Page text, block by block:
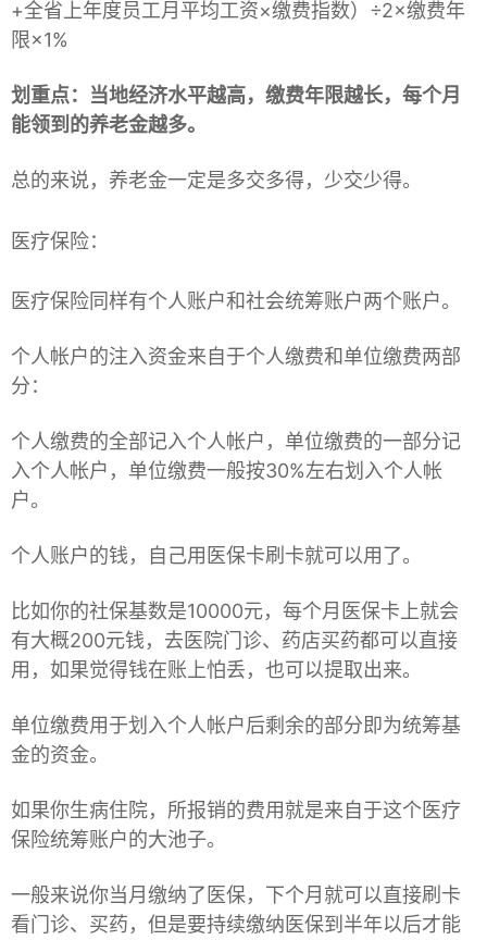
+全省上年度员工月平均工资×缴费指数）÷2×缴费年
限×1%
划重点：当地经济水平越高，缴费年限越长，每个月
能领到的养老金越多。
总的来说，养老金一定是多交多得，少交少得。
医疗保险：
医疗保险同样有个人账户和社会统筹账户两个账户。
个人帐户的注入资金来自于个人缴费和单位缴费两部
分：
个人缴费的全部记入个人帐户，单位缴费的一部分记
入个人帐户，单位缴费一般按30%左右划入个人帐
户。
个人账户的钱，自己用医保卡刷卡就可以用了。
比如你的社保基数是10000元，每个月医保卡上就会
有大概200元钱，去医院门诊、药店买药都可以直接
用，如果觉得钱在账上怕丢，也可以提取出来。
单位缴费用于划入个人帐户后剩余的部分即为统筹基
金的资金。
如果你生病住院，所报销的费用就是来自于这个医疗
保险统筹账户的大池子。
一般来说你当月缴纳了医保，下个月就可以直接刷卡
看门诊、买药，但是要持续缴纳医保到半年以后才能